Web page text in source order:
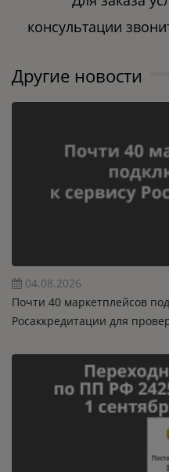
консультации
Другие новости
04.08.2026
Почти 40 маркетплейсов
Росаккредитации для